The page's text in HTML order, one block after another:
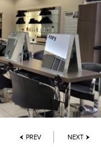
PREV NEXT